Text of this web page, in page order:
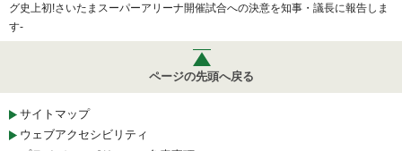
グ史上初!さいたまスーパーアリーナ開催試合への決意を知事・議長に報告しま
す-
ページの先頭へ戻る
サイトマップ
ウェブアクセシビリティ